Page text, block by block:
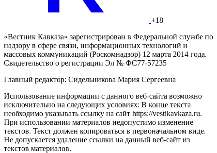
+18
«Вестник Кавказа» зарегистрирован в Федеральной службе по
надзору в сфере связи, информационных технологий и
массовых коммуникаций (Роскомнадзор) 12 марта 2014 года.
Свидетельство о регистрации Эл № ФС77-57235
Главный редактор: Сидельникова Мария Сергеевна
Использование информации с данного веб-сайта возможно
исключительно на следующих условиях: В конце текста
необходимо указывать ссылку на сайт https://vestikavkaza.ru.
При использовании материалов недопустимо изменение
текстов. Текст должен копироваться в первоначальном виде.
Не допускается удаление ссылки на данный веб-сайт из
текстов материалов.